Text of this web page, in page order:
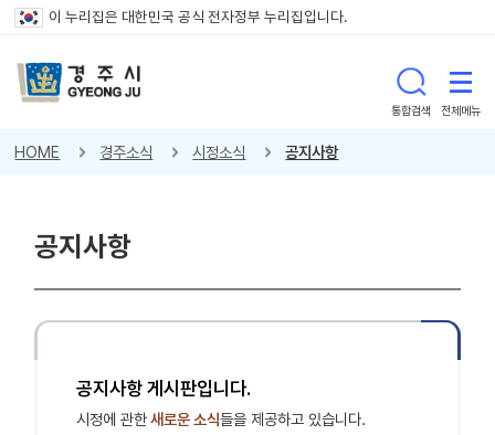
이 누리집은 대한민국 공식 전자정부 누리집입니다.
통합검색 전체메뉴
HOME 경주소식 시정소식 공지사항
공지사항
공지사항 게시판입니다.
시정에 관한새로운 소식들을 제공하고 있습니다.